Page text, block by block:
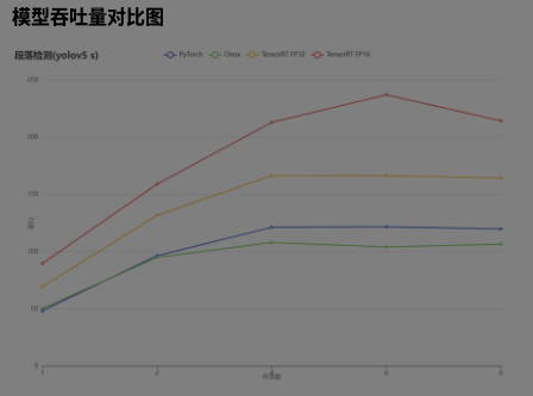
模型吞吐量对比图